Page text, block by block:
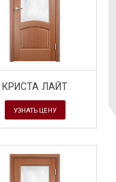
КРИСТА ЛАЙТ
УЗНАТЬ ЦЕНУ